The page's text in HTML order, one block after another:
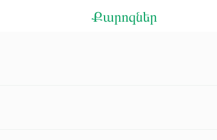
Քարոզներ